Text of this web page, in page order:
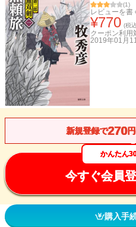
(1)
レビューを書
¥770 (税
クーポン利用
2019年01月
新規登録で270
かんたん
今すぐ会員
購入手